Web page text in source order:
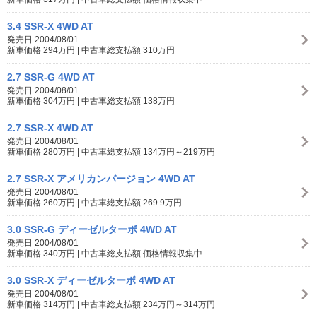
3.4 SSR-X 4WD AT
発売日 2004/08/01
新車価格 294万円 | 中古車総支払額 310万円
2.7 SSR-G 4WD AT
発売日 2004/08/01
新車価格 304万円 | 中古車総支払額 138万円
2.7 SSR-X 4WD AT
発売日 2004/08/01
新車価格 280万円 | 中古車総支払額 134万円～219万円
2.7 SSR-X アメリカンバージョン 4WD AT
発売日 2004/08/01
新車価格 260万円 | 中古車総支払額 269.9万円
3.0 SSR-G ディーゼルターボ 4WD AT
発売日 2004/08/01
新車価格 340万円 | 中古車総支払額 価格情報収集中
3.0 SSR-X ディーゼルターボ 4WD AT
発売日 2004/08/01
新車価格 314万円 | 中古車総支払額 234万円～314万円